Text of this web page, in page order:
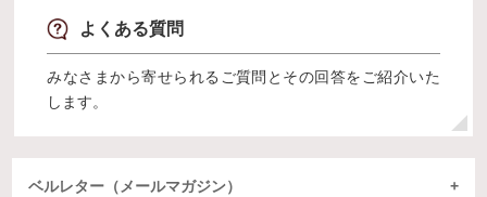
よくある質問
みなさまから寄せられるご質問とその回答をご紹介いた
します。
ベルレター（メールマガジン）